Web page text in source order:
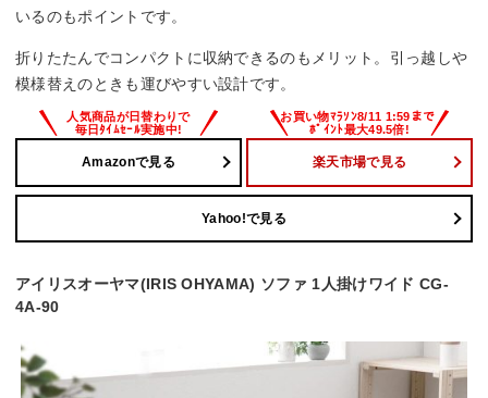
いるのもポイントです。
折りたたんでコンパクトに収納できるのもメリット。引っ越しや
模様替えのときも運びやすい設計です。
Amazonで見る 楽天市場で見る
Yahoo!で見る
アイリスオーヤマ(IRIS OHYAMA) ソファ 1人掛けワイド CG-
4A-90